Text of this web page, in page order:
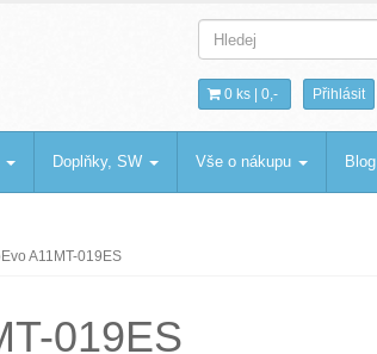
0 ks | 0,- Přihlásit
Doplňky, SW Vše o nákupu Blog
A11MT-019ES
019ES